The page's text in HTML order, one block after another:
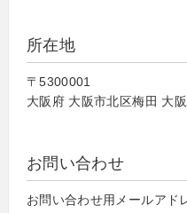
所在地
〒5300001
大阪府 大阪市北区梅田 大
お問い合わせ
お問い合わせ用メールアド